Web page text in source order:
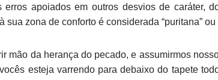
apoiados em outros desvios de caráter,
zona de conforto é considerada “puritana” ou
mão da herança do pecado, e assumirmos
esteja varrendo para debaixo do tapete